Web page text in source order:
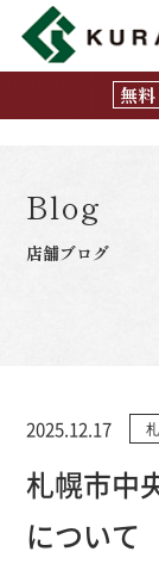
Blog
店舗ブログ
2025.12.17
札幌市中
について